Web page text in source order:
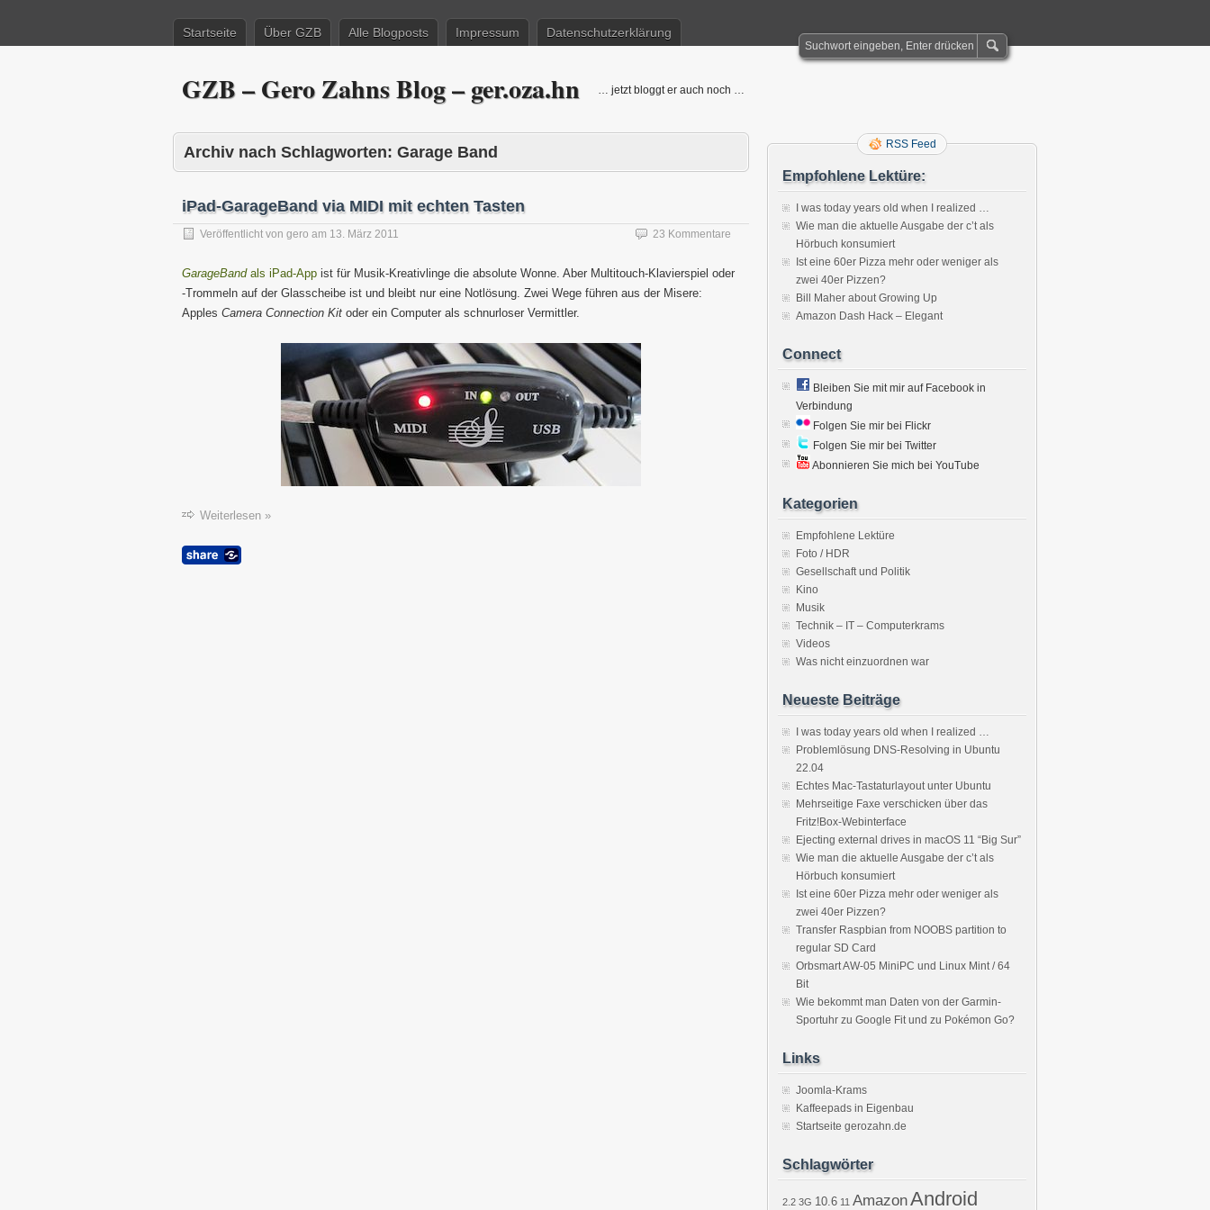
Startseite Über GZB Alle Blogposts Impressum Datenschutzerklärung
GZB – Gero Zahns Blog – ger.oza.hn … jetzt bloggt er auch noch …
Archiv nach Schlagworten: Garage Band
iPad-GarageBand via MIDI mit echten Tasten
Veröffentlicht von gero am 13. März 2011 23 Kommentare
GarageBandals iPad-App ist für Musik-Kreativlinge die absolute Wonne. Aber Multitouch-Klavierspiel oder
-Trommeln auf der Glasscheibe ist und bleibt nur eine Notlösung. Zwei Wege führen aus der Misere:
Apples Camera Connection Kit oder ein Computer als schnurloser Vermittler.
Weiterlesen »
RSS Feed
Empfohlene Lektüre:
I was today years old when I realized …
Wie man die aktuelle Ausgabe der c’t als
Hörbuch konsumiert
Ist eine 60er Pizza mehr oder weniger als
zwei 40er Pizzen?
Bill Maher about Growing Up
Amazon Dash Hack – Elegant
Connect
Bleiben Sie mit mir auf Facebook in
Verbindung
Folgen Sie mir bei Flickr
Folgen Sie mir bei Twitter
Abonnieren Sie mich bei YouTube
Kategorien
Empfohlene Lektüre
Foto / HDR
Gesellschaft und Politik
Kino
Musik
Technik – IT – Computerkrams
Videos
Was nicht einzuordnen war
Neueste Beiträge
I was today years old when I realized …
Problemlösung DNS-Resolving in Ubuntu
22.04
Echtes Mac-Tastaturlayout unter Ubuntu
Mehrseitige Faxe verschicken über das
Fritz!Box-Webinterface
Ejecting external drives in macOS 11 “Big Sur”
Wie man die aktuelle Ausgabe der c’t als
Hörbuch konsumiert
Ist eine 60er Pizza mehr oder weniger als
zwei 40er Pizzen?
Transfer Raspbian from NOOBS partition to
regular SD Card
Orbsmart AW-05 MiniPC und Linux Mint / 64
Bit
Wie bekommt man Daten von der Garmin-
Sportuhr zu Google Fit und zu Pokémon Go?
Links
Joomla-Krams
Kaffeepads in Eigenbau
Startseite gerozahn.de
Schlagwörter
2.2 3G 10.6 11 AmazonAndroid